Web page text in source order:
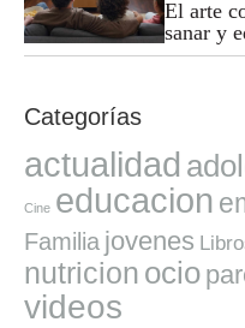
El arte
sanar y
Categorías
actualidad
Cine educacion
Familia jovenes
nutricion ocio
videos